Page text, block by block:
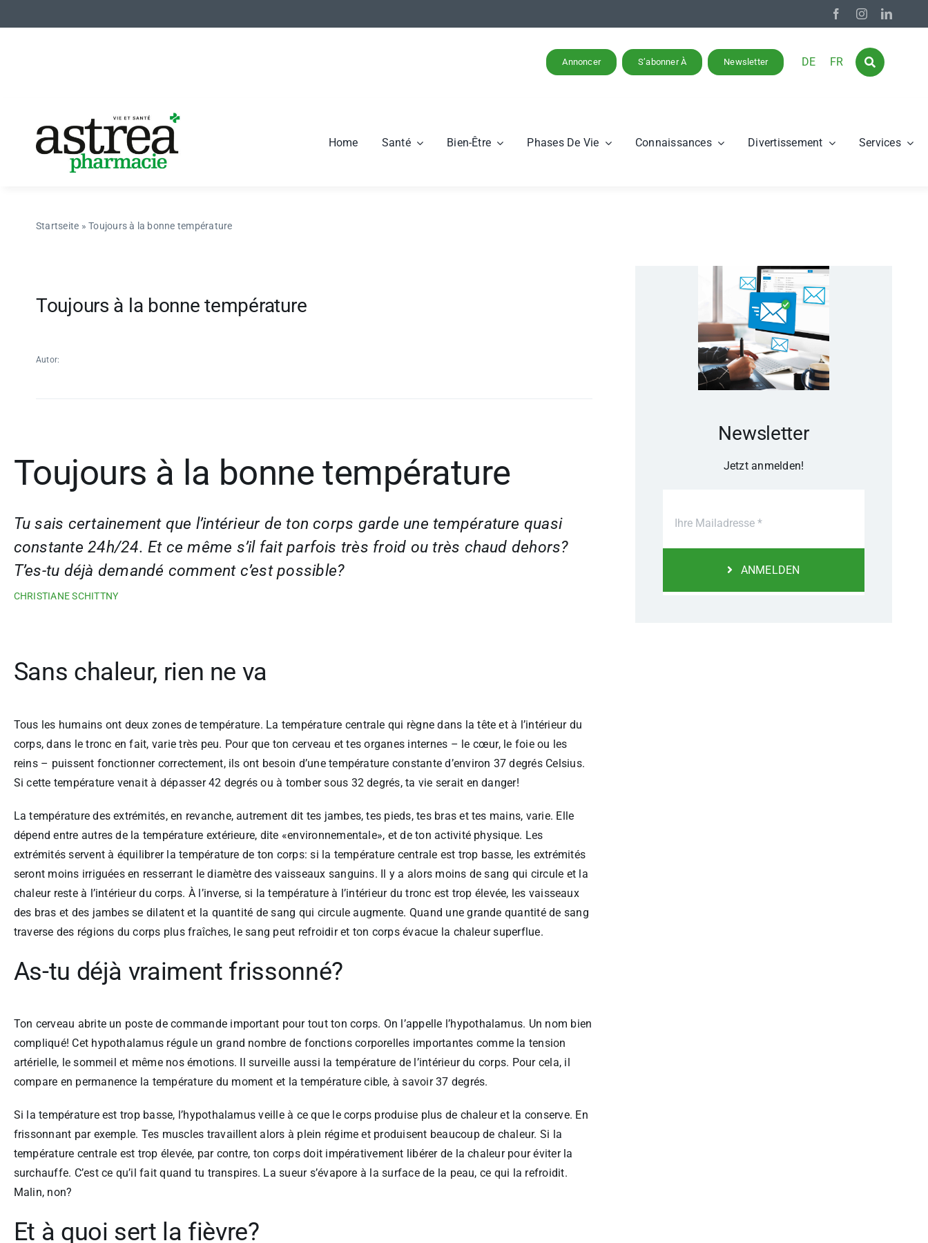
to
Annoncer S’abonner À Newsletter DE FR
Home Santé Bien-Être Phases De Vie Connaissances Divertissement Services
Startseite »Toujours à la bonne température
Toujours à la bonne température
Autor:
Toujours à la bonne température
Tu sais certainement que l’intérieur de ton corps garde une température quasi
constante 24h/24. Et ce même s’il fait parfois très froid ou très chaud dehors?
T’es-tu déjà demandé comment c’est possible?
CHRISTIANE SCHITTNY
Sans chaleur, rien ne va
Tous les humains ont deux zones de température. La température centrale qui règne dans la tête et à l’intérieur du
corps, dans le tronc en fait, varie très peu. Pour que ton cerveau et tes organes internes – le cœur, le foie ou les
reins – puissent fonctionner correctement, ils ont besoin d’une température constante d’environ 37 degrés Celsius.
Si cette température venait à dépasser 42 degrés ou à tomber sous 32 degrés, ta vie serait en danger!
La température des extrémités, en revanche, autrement dit tes jambes, tes pieds, tes bras et tes mains, varie. Elle
dépend entre autres de la température extérieure, dite «environnementale», et de ton activité physique. Les
extrémités servent à équilibrer la température de ton corps: si la température centrale est trop basse, les extrémités
seront moins irriguées en resserrant le diamètre des vaisseaux sanguins. Il y a alors moins de sang qui circule et la
chaleur reste à l’intérieur du corps. À l’inverse, si la température à l’intérieur du tronc est trop élevée, les vaisseaux
des bras et des jambes se dilatent et la quantité de sang qui circule augmente. Quand une grande quantité de sang
traverse des régions du corps plus fraîches, le sang peut refroidir et ton corps évacue la chaleur superflue.
As-tu déjà vraiment frissonné?
Ton cerveau abrite un poste de commande important pour tout ton corps. On l’appelle l’hypothalamus. Un nom bien
compliqué! Cet hypothalamus régule un grand nombre de fonctions corporelles importantes comme la tension
artérielle, le sommeil et même nos émotions. Il surveille aussi la température de l’intérieur du corps. Pour cela, il
compare en permanence la température du moment et la température cible, à savoir 37 degrés.
Si la température est trop basse, l’hypothalamus veille à ce que le corps produise plus de chaleur et la conserve. En
frissonnant par exemple. Tes muscles travaillent alors à plein régime et produisent beaucoup de chaleur. Si la
température centrale est trop élevée, par contre, ton corps doit impérativement libérer de la chaleur pour éviter la
surchauffe. C’est ce qu’il fait quand tu transpires. La sueur s’évapore à la surface de la peau, ce qui la refroidit.
Malin, non?
Et à quoi sert la fièvre?
Newsletter
Jetzt anmelden!
ANMELDEN